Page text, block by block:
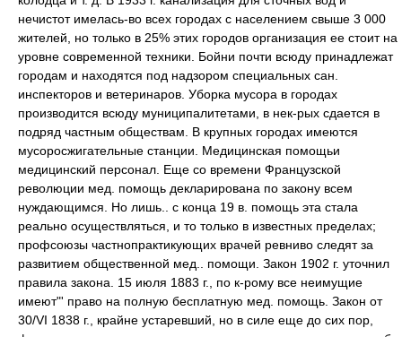
нечистот имелась-во всех городах с населением свыше 3 000
жителей, но только в 25% этих городов организация ее стоит на
уровне современной техники. Бойни почти всюду принадлежат
городам и находятся под надзором специальных сан.
инспекторов и ветеринаров. Уборка мусора в городах
производится всюду муниципалитетами, в нек-рых сдается в
подряд частным обществам. В крупных городах имеются
мусоросжигательные станции. Медицинская помощьи
медицинский персонал. Еще со времени Французской
революции мед. помощь декларирована по закону всем
нуждающимся. Но лишь.. с конца 19 в. помощь эта стала
реально осуществляться, и то только в известных пределах;
профсоюзы частнопрактикующих врачей ревниво следят за
развитием общественной мед.. помощи. Закон 1902 г. уточнил
правила закона. 15 июля 1883 г., по к-рому все неимущие
имеют"' право на полную бесплатную мед. помощь. Закон от
30/VІ 1838 г., крайне устаревший, но в силе еще до сих пор,